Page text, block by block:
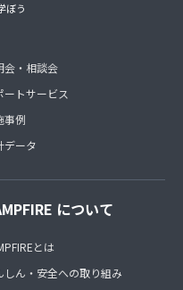
ぼう
会・相談会
ートサービス
事例
データ
について
とは
しん・安全への取り組み